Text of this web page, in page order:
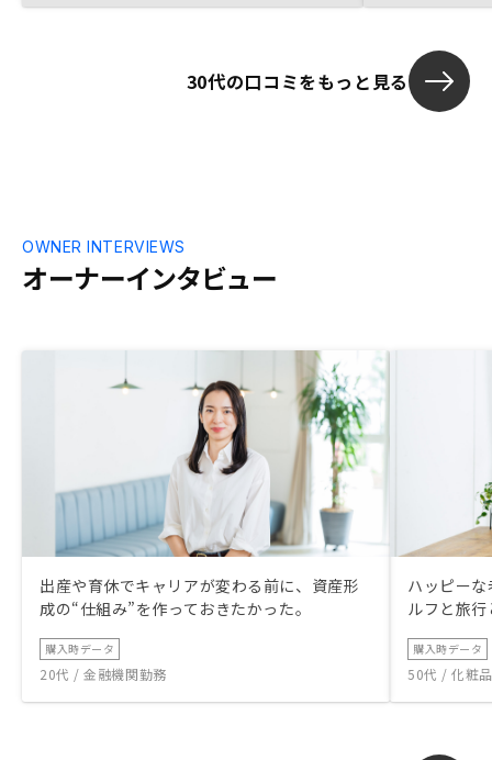
30代の口コミをもっと見る
オーナーインタビュー
OWNER INTERVIEWS
出産や育休でキャリアが変わる前に、資産形
成の“仕組み”を作っておきたかった。
購入時データ
20代 / 金融機関勤務
ハッピー
ルフと旅
購入時データ
50代 / 化粧